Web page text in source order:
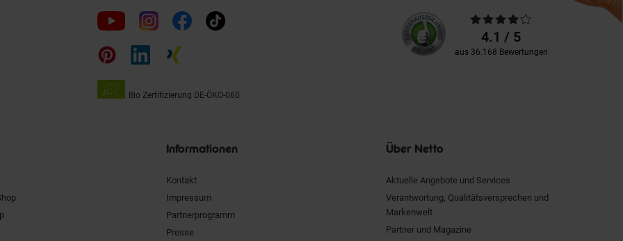
Folge
uns
auf
Bio Zertifizierung DE-ÖKO-060
Unsere
Kundenbewertungen
Durchschnittliche
Bewertungen4.1 / 5
aus 36.168 Bewertungen
Informationen
Kontakt
Impressum
Partnerprogramm
Presse
Über Netto
Aktuelle Angebote und Services
Verantwortung, Qualitätsversprechen und
Markenwelt
Partner und Magazine